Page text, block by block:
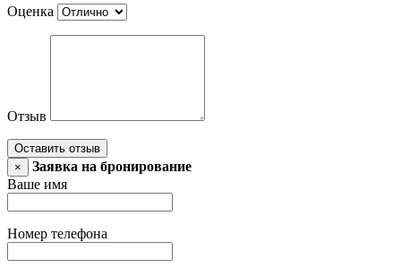
Оценка
Отзыв
Оставить отзыв
×
Заявка на бронирование
Ваше имя
Номер телефона